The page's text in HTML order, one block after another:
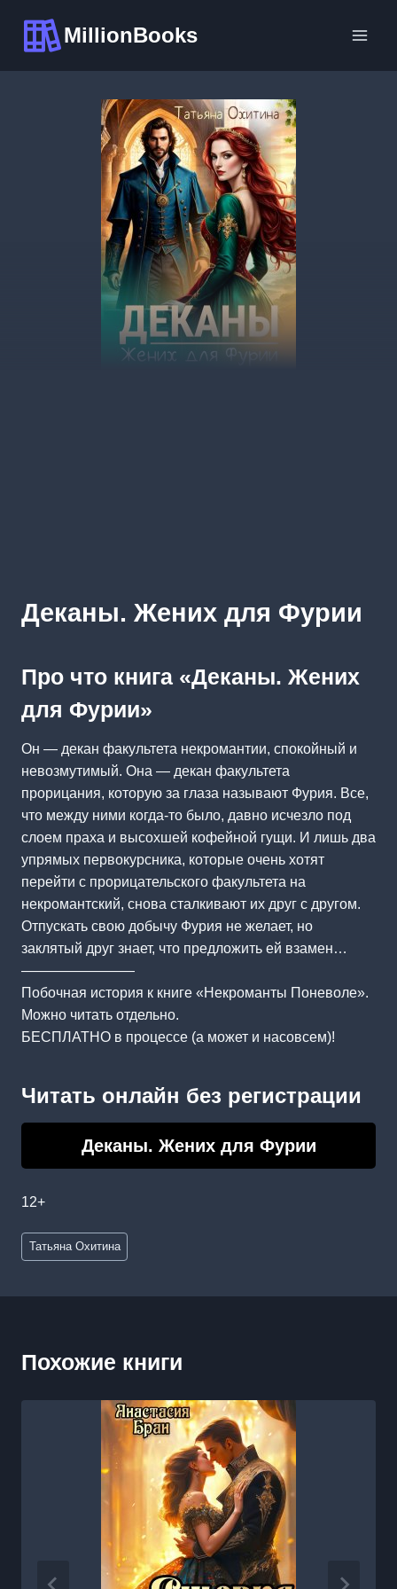
содержимому
MillionBooks
Деканы. Жених для Фурии
Про что книга «Деканы. Жених
для Фурии»
Он — декан факультета некромантии, спокойный и
невозмутимый. Она — декан факультета
прорицания, которую за глаза называют Фурия. Все,
что между ними когда-то было, давно исчезло под
слоем праха и высохшей кофейной гущи. И лишь два
упрямых первокурсника, которые очень хотят
перейти с прорицательского факультета на
некромантский, снова сталкивают их друг с другом.
Отпускать свою добычу Фурия не желает, но
заклятый друг знает, что предложить ей взамен…
————————
Побочная история к книге «Некроманты Поневоле».
Можно читать отдельно.
БЕСПЛАТНО в процессе (а может и насовсем)!
Читать онлайн без регистрации
Деканы. Жених для Фурии
12+
Метки
записи:
Татьяна Охитина
Похожие книги